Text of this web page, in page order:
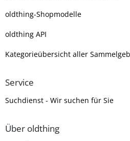
oldthing-Shopmodelle
oldthing API
Kategorieübersicht aller
Service
Suchdienst - Wir suchen für Sie
Über oldthing